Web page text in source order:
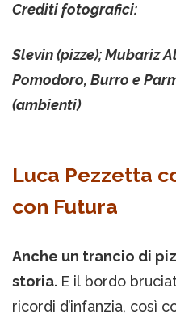
Crediti fotografici:
Slevin (pizze); Mubariz
Pomodoro, Burro e
(ambienti)
Luca Pezzetta
con Futura
Anche un trancio di
storia. E il bordo
ricordi d’infanzia, così